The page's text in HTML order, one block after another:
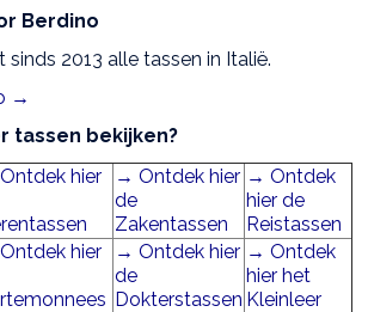
Berdino
2013 alle tassen in Italië.
→
tassen bekijken?
hier
→ Ontdek hier
de
Zakentassen
→ Ontdek
hier de
Reistassen
hier
→ Ontdek hier
de
Dokterstassen
→ Ontdek
hier het
Kleinleer